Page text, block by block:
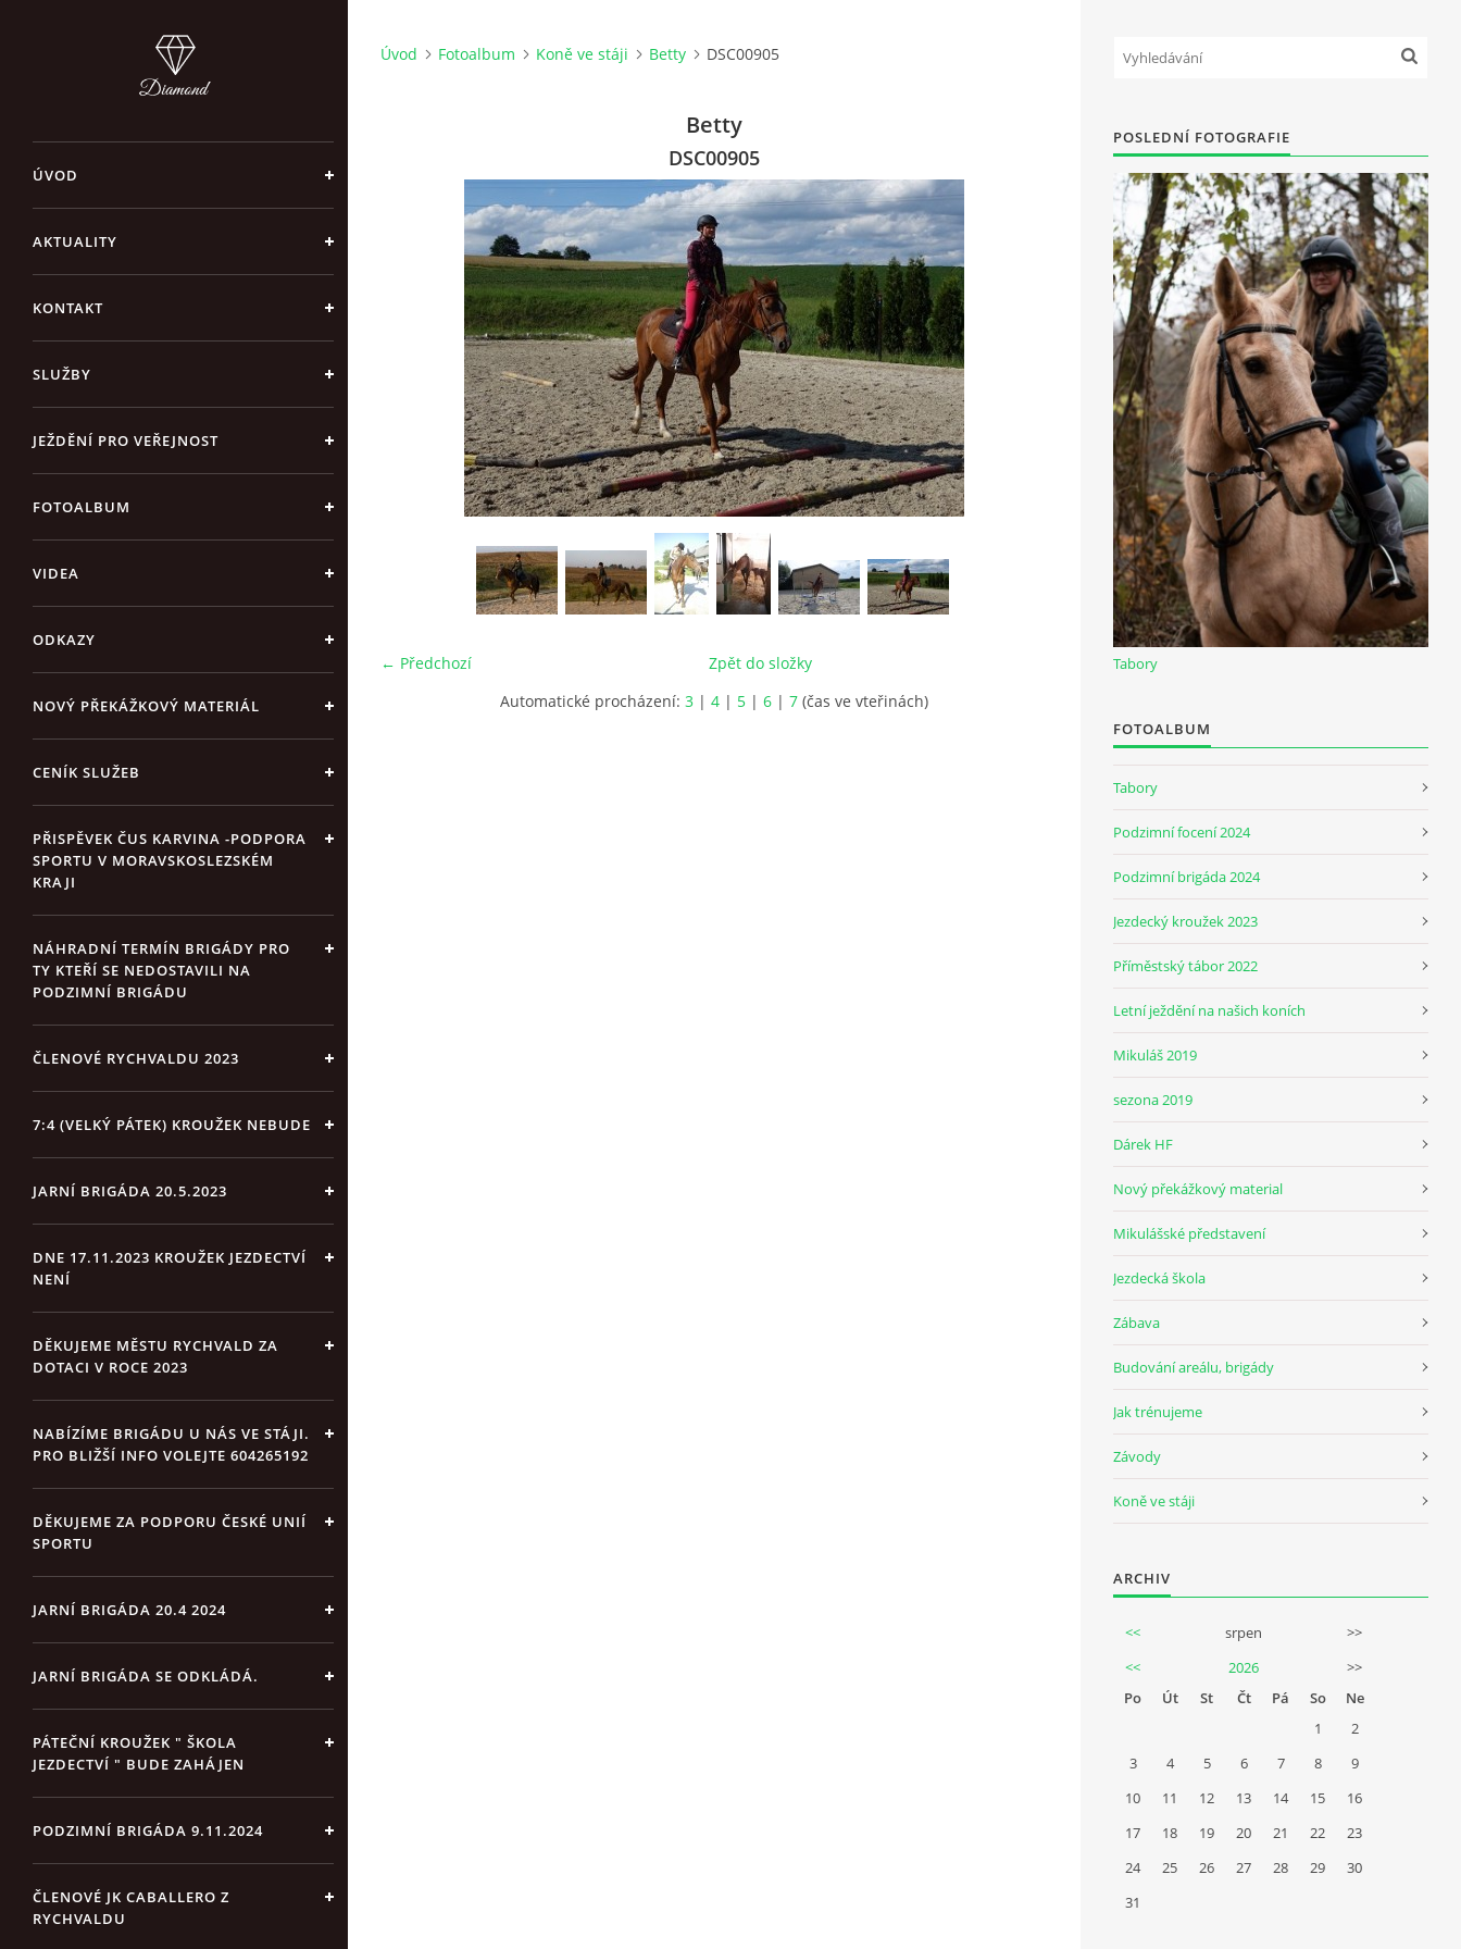
ÚVOD
AKTUALITY
KONTAKT
SLUŽBY
JEŽDĚNÍ PRO VEŘEJNOST
FOTOALBUM
VIDEA
ODKAZY
NOVÝ PŘEKÁŽKOVÝ MATERIÁL
CENÍK SLUŽEB
PŘISPĚVEK ČUS KARVINA -PODPORA
SPORTU V MORAVSKOSLEZSKÉM
KRAJI
NÁHRADNÍ TERMÍN BRIGÁDY PRO
TY KTEŘÍ SE NEDOSTAVILI NA
PODZIMNÍ BRIGÁDU
ČLENOVÉ RYCHVALDU 2023
7:4 (VELKÝ PÁTEK) KROUŽEK NEBUDE
JARNÍ BRIGÁDA 20.5.2023
DNE 17.11.2023 KROUŽEK JEZDECTVÍ
NENÍ
DĚKUJEME MĚSTU RYCHVALD ZA
DOTACI V ROCE 2023
NABÍZÍME BRIGÁDU U NÁS VE STÁJI.
PRO BLIŽŠÍ INFO VOLEJTE 604265192
DĚKUJEME ZA PODPORU ČESKÉ UNIÍ
SPORTU
JARNÍ BRIGÁDA 20.4 2024
JARNÍ BRIGÁDA SE ODKLÁDÁ.
PÁTEČNÍ KROUŽEK " ŠKOLA
JEZDECTVÍ " BUDE ZAHÁJEN
PODZIMNÍ BRIGÁDA 9.11.2024
ČLENOVÉ JK CABALLERO Z
RYCHVALDU
Úvod Fotoalbum Koně ve stáji Betty DSC00905
Betty
DSC00905
← Předchozí
Zpět do složky
Automatické procházení: 3 | 4 | 5 | 6 | 7 (čas ve vteřinách)
POSLEDNÍ FOTOGRAFIE
Tabory
FOTOALBUM
Tabory
Podzimní focení 2024
Podzimní brigáda 2024
Jezdecký kroužek 2023
Příměstský tábor 2022
Letní ježdění na našich koních
Mikuláš 2019
sezona 2019
Dárek HF
Nový překážkový material
Mikulášské představení
Jezdecká škola
Zábava
Budování areálu, brigády
Jak trénujeme
Závody
Koně ve stáji
ARCHIV
<< srpen
>>
<<
2026
>>
Po
Út St Čt Pá So
Ne
1
2
3
4 5 6 7 8
9
10
11 12 13 14 15
16
17
18 19 20 21 22
23
24
25 26 27 28 29
30
31